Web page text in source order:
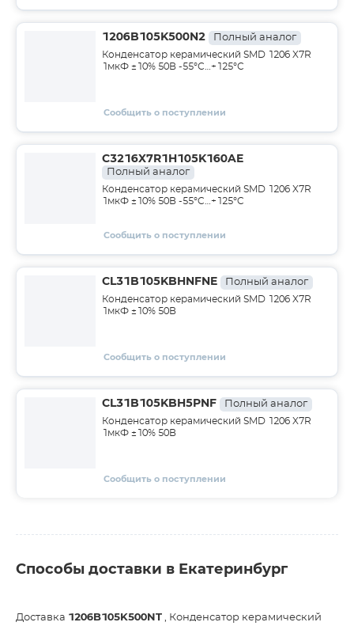
1206B105K500N2 Полный аналог
Конденсатор керамический SMD 1206 X7R
1мкФ ±10% 50В -55°С…+125°С
Сообщить о поступлении
C3216X7R1H105K160AE
Полный аналог
Конденсатор керамический SMD 1206 X7R
1мкФ ±10% 50В -55°C…+125°C
Сообщить о поступлении
CL31B105KBHNFNE Полный аналог
Конденсатор керамический SMD 1206 X7R
1мкФ ±10% 50В
Сообщить о поступлении
CL31B105KBH5PNF Полный аналог
Конденсатор керамический SMD 1206 X7R
1мкФ ±10% 50В
Сообщить о поступлении
Способы доставки в Екатеринбург
Доставка 1206B105K500NT , Конденсатор керамический